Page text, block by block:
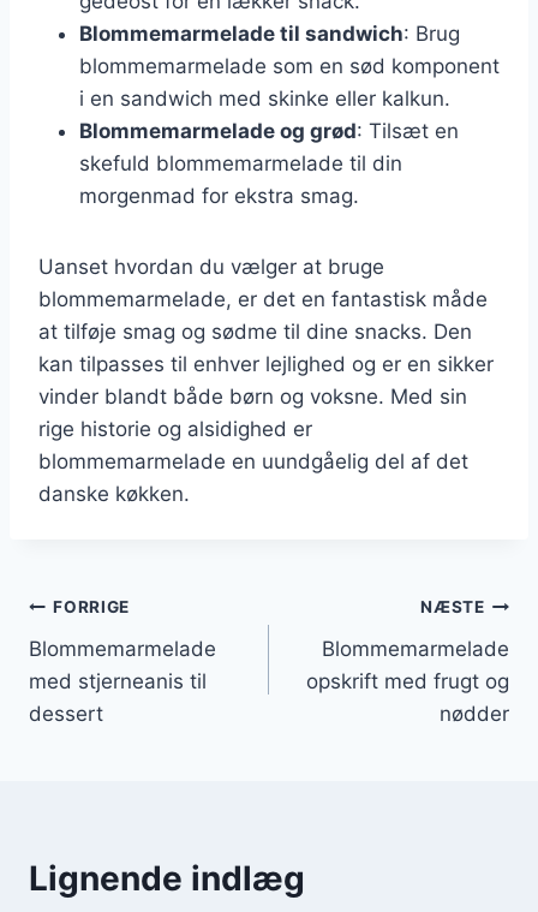
Blommemarmelade til sandwich: Brug
blommemarmelade som en sød komponent
i en sandwich med skinke eller kalkun.
Blommemarmelade og grød: Tilsæt en
skefuld blommemarmelade til din
morgenmad for ekstra smag.
Uanset hvordan du vælger at bruge
blommemarmelade, er det en fantastisk måde
at tilføje smag og sødme til dine snacks. Den
kan tilpasses til enhver lejlighed og er en sikker
vinder blandt både børn og voksne. Med sin
rige historie og alsidighed er
blommemarmelade en uundgåelig del af det
danske køkken.
Indlægsnavigation
FORRIGE
Blommemarmelade
med stjerneanis til
dessert
NÆSTE
Blommemarmelade
opskrift med frugt og
nødder
Lignende indlæg